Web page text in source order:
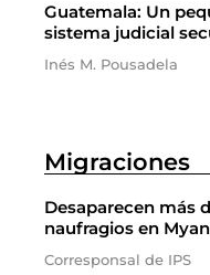
Guatemala: Un
sistema judicial
Inés M. Pousadela
Migraciones
Desaparecen más
naufragios en
Corresponsal de IPS